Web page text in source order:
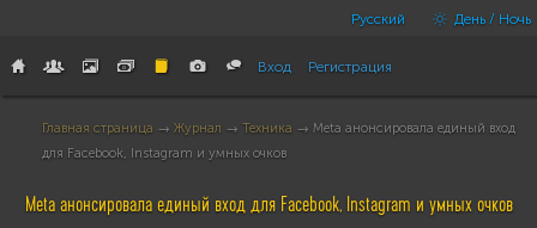
Русский День / Ночь
Вход Регистрация
Главная страница → Журнал → Техника → Meta анонсировала единый вход
для Facebook, Instagram и умных очков
Meta анонсировала единый вход для Facebook, Instagram и умных очков